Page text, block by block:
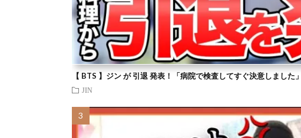
【 BTS 】ジン が 引退 発表！「病院で検査してすぐ決意しまし
JIN